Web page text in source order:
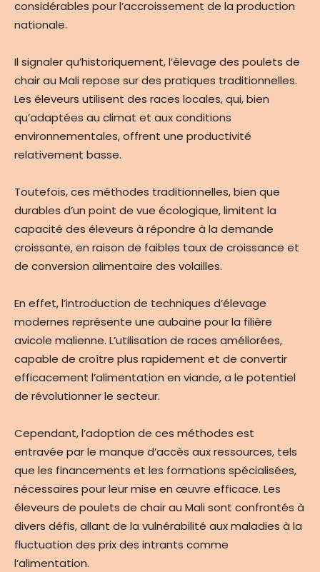
considérables pour l’accroissement de la production
nationale.
Il signaler qu’historiquement, l’élevage des poulets de
chair au Mali repose sur des pratiques traditionnelles.
Les éleveurs utilisent des races locales, qui, bien
qu’adaptées au climat et aux conditions
environnementales, offrent une productivité
relativement basse.
Toutefois, ces méthodes traditionnelles, bien que
durables d’un point de vue écologique, limitent la
capacité des éleveurs à répondre à la demande
croissante, en raison de faibles taux de croissance et
de conversion alimentaire des volailles.
En effet, l’introduction de techniques d’élevage
modernes représente une aubaine pour la filière
avicole malienne. L’utilisation de races améliorées,
capable de croître plus rapidement et de convertir
efficacement l’alimentation en viande, a le potentiel
de révolutionner le secteur.
Cependant, l’adoption de ces méthodes est
entravée par le manque d’accès aux ressources, tels
que les financements et les formations spécialisées,
nécessaires pour leur mise en œuvre efficace. Les
éleveurs de poulets de chair au Mali sont confrontés à
divers défis, allant de la vulnérabilité aux maladies à la
fluctuation des prix des intrants comme
l’alimentation.